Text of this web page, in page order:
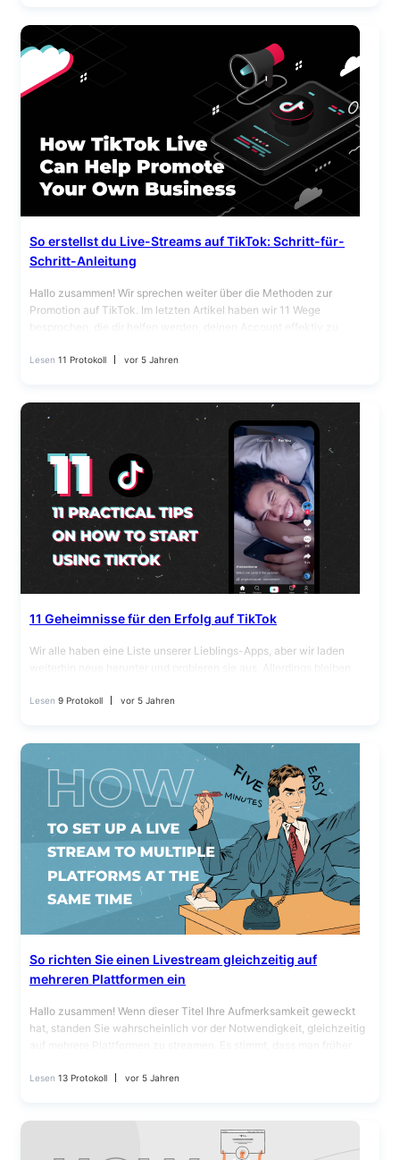
So erstellst du Live-Streams auf TikTok: Schritt-für-
Schritt-Anleitung
Hallo zusammen! Wir sprechen weiter über die Methoden zur
Promotion auf TikTok. Im letzten Artikel haben wir 11 Wege
Lesen 11 Protokoll vor 5 Jahren
11 Geheimnisse für den Erfolg auf TikTok
Wir alle haben eine Liste unserer Lieblings-Apps, aber wir laden
Lesen 9 Protokoll vor 5 Jahren
So richten Sie einen Livestream gleichzeitig auf
mehreren Plattformen ein
Hallo zusammen! Wenn dieser Titel Ihre Aufmerksamkeit geweckt
hat, standen Sie wahrscheinlich vor der Notwendigkeit, gleichzeitig
Lesen 13 Protokoll vor 5 Jahren